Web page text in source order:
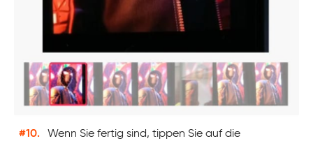
#10.
Wenn Sie fertig sind, tippen Sie auf die